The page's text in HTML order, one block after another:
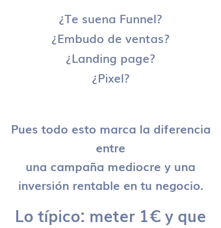
¿Te suena Funnel?
¿Embudo de ventas?
¿Landing page?
¿Pixel?
Pues todo esto marca la diferencia
entre
una campaña mediocre y una
inversión rentable en tu negocio.
Lo típico: meter 1€ y que